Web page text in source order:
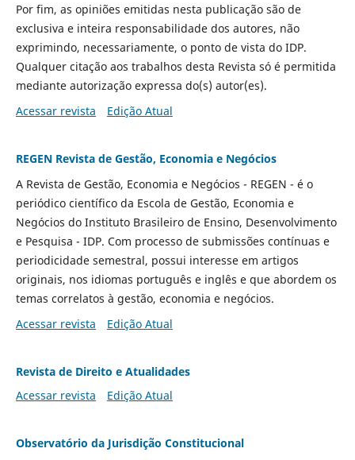
Por fim, as opiniões emitidas nesta publicação são de
exclusiva e inteira responsabilidade dos autores, não
exprimindo, necessariamente, o ponto de vista do IDP.
Qualquer citação aos trabalhos desta Revista só é permitida
mediante autorização expressa do(s) autor(es).
Acessar revista
Edição Atual
REGEN Revista de Gestão, Economia e Negócios
A Revista de Gestão, Economia e Negócios - REGEN - é o
periódico científico da Escola de Gestão, Economia e
Negócios do Instituto Brasileiro de Ensino, Desenvolvimento
e Pesquisa - IDP. Com processo de submissões contínuas e
periodicidade semestral, possui interesse em artigos
originais, nos idiomas português e inglês e que abordem os
temas correlatos à gestão, economia e negócios.
Acessar revista
Edição Atual
Revista de Direito e Atualidades
Acessar revista
Edição Atual
Observatório da Jurisdição Constitucional